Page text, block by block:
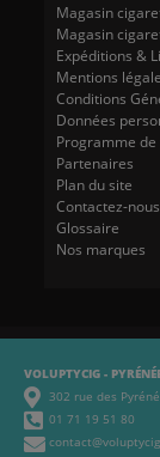
Magasin
Magasin
Expéditions &
Mentions
Conditions
Données
Programme
Partenaires
Plan du site
Contactez-nous
Glossaire
Nos marques
VOLUPTYCIG -
302 rue des
01 71 19 51 80